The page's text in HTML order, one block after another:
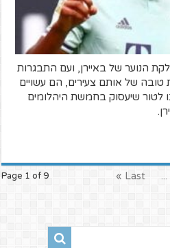
הנוער של באיירן, ועם התבגרות
טובה של אותם צעירים, הם עשויים
לטור שיעסוק בחמשת היהלומים
Page 1 of 9 ...
Last »